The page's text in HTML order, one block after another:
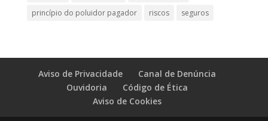
princípio do poluidor pagador
riscos seguros
Aviso de Privacidade
Canal de Denúncia
Ouvidoria
Código de Ética
Aviso de Cookies